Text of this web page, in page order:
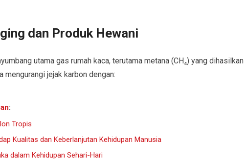
dan Produk Hewani
utama gas rumah kaca, terutama metana (CH₄) yang dihasilkan
mengurangi jejak karbon dengan:
:
Tropis
Kualitas dan Keberlanjutan Kehidupan Manusia
dalam Kehidupan Sehari-Hari